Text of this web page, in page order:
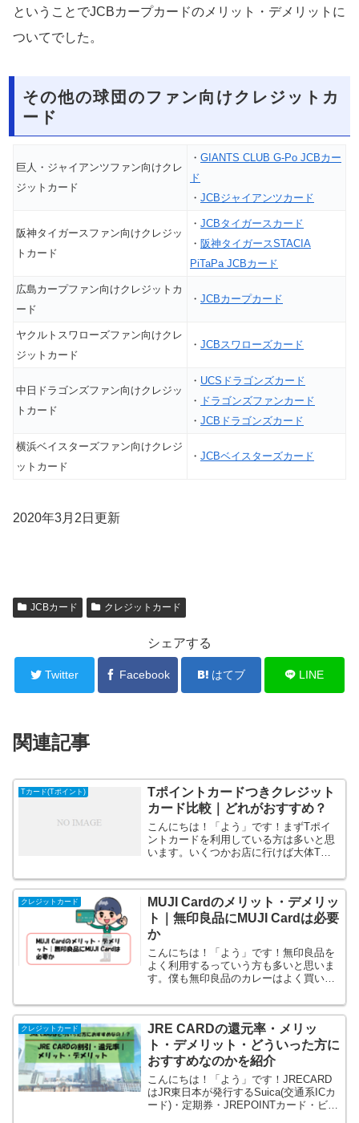
ということでJCBカープカードのメリット・デメリットに
ついてでした。
その他の球団のファン向けクレジットカ
ード
巨人・ジャイアンツファン向けクレ
ジットカード
・ GIANTS CLUB G-Po JCBカー
ド
・ JCBジャイアンツカード
阪神タイガースファン向けクレジッ
トカード
・ JCBタイガースカード
・ 阪神タイガースSTACIA
PiTaPa JCBカード
広島カープファン向けクレジットカ
ード
・ JCBカープカード
ヤクルトスワローズファン向けクレ
ジットカード
・ JCBスワローズカード
中日ドラゴンズファン向けクレジッ
トカード
・ UCSドラゴンズカード
・ ドラゴンズファンカード
・ JCBドラゴンズカード
横浜ベイスターズファン向けクレジ
ットカード
・ JCBベイスターズカード
2020年3月2日更新
JCBカード クレジットカード
シェアする
Twitter Facebook はてブ LINE
関連記事
Tカード(Tポイント)
Tポイントカードつきクレジット
カード比較｜どれがおすすめ？
こんにちは！「よう」です！まずTポイ
ントカードを利用している方は多いと思
います。いくつかお店に行けば大体Tポ
れにクレジットカードも利用されている
方も多いと思います。これを一つにでき
ればなって思った方も多い...
クレジットカード
MUJI Cardのメリット・デメリッ
ト｜無印良品にMUJI Cardは必要
か
こんにちは！「よう」です！無印良品を
よく利用するっていう方も多いと思いま
す。僕も無印良品のカレーはよく買いま
いですけど、家具とかもおいています
し、無印良品でなんでも揃いますよね。
そこで無印良品ユーザーの方...
クレジットカード
JRE CARDの還元率・メリッ
ト・デメリット・どういった方に
おすすめなのかを紹介
こんにちは！「よう」です！JRECARD
はJR東日本が発行するSuica(交通系ICカ
ード)・定期券・JREPOINTカード・ビュ